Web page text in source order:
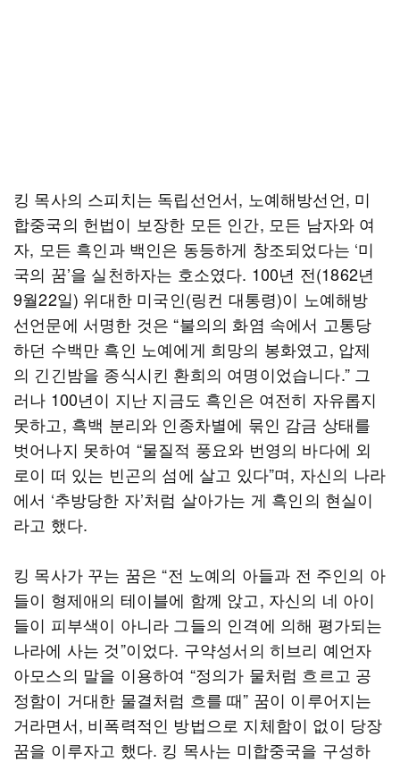
킹 목사의 스피치는 독립선언서, 노예해방선언, 미
합중국의 헌법이 보장한 모든 인간, 모든 남자와 여
자, 모든 흑인과 백인은 동등하게 창조되었다는 ‘미
국의 꿈’을 실천하자는 호소였다. 100년 전(1862년
9월22일) 위대한 미국인(링컨 대통령)이 노예해방
선언문에 서명한 것은 “불의의 화염 속에서 고통당
하던 수백만 흑인 노예에게 희망의 봉화였고, 압제
의 긴긴밤을 종식시킨 환희의 여명이었습니다.” 그
러나 100년이 지난 지금도 흑인은 여전히 자유롭지
못하고, 흑백 분리와 인종차별에 묶인 감금 상태를
벗어나지 못하여 “물질적 풍요와 번영의 바다에 외
로이 떠 있는 빈곤의 섬에 살고 있다”며, 자신의 나라
에서 ‘추방당한 자’처럼 살아가는 게 흑인의 현실이
라고 했다.
킹 목사가 꾸는 꿈은 “전 노예의 아들과 전 주인의 아
들이 형제애의 테이블에 함께 앉고, 자신의 네 아이
들이 피부색이 아니라 그들의 인격에 의해 평가되는
나라에 사는 것”이었다. 구약성서의 히브리 예언자
아모스의 말을 이용하여 “정의가 물처럼 흐르고 공
정함이 거대한 물결처럼 흐를 때” 꿈이 이루어지는
거라면서, 비폭력적인 방법으로 지체함이 없이 당장
꿈을 이루자고 했다. 킹 목사는 미합중국을 구성하